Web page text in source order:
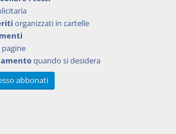
organizzati in cartelle
pagine
quando si desidera
abbonati